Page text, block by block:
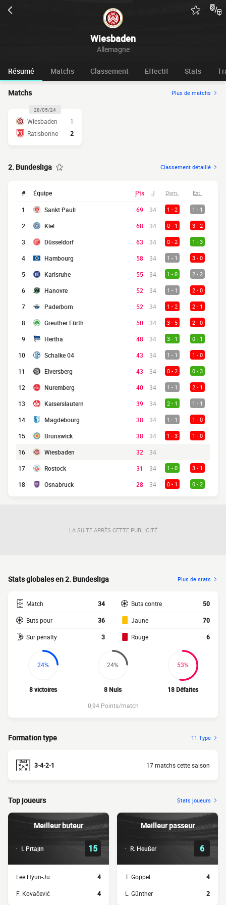
Wiesbaden
Allemagne
Résumé Matchs Classement Effectif Stats
Matchs Plus de matchs
28/05/24
Wiesbaden
1
Ratisbonne
2
2. Bundesliga Classement détaillé
# Équipe Pts J Dom. Ext.
1 Sankt Pauli 69 34 1 - 2 1 - 1
2 Kiel 68 34 0 - 1 3 - 2
3 Düsseldorf 63 34 0 - 2 1 - 3
4 Hambourg 58 34 1 - 1 3 - 0
5 Karlsruhe 55 34 1 - 0 2 - 2
6 Hanovre 52 34 1 - 1 2 - 0
7 Paderborn 52 34 1 - 2 2 - 1
8 Greuther Fürth 50 34 3 - 5 2 - 0
9 Hertha 48 34 3 - 1 0 - 1
10 Schalke 04 43 34 1 - 1 1 - 0
11 Elversberg 43 34 0 - 2 0 - 3
12 Nuremberg 40 34 1 - 1 2 - 1
13 Kaiserslautern 39 34 2 - 1 1 - 1
14 Magdebourg 38 34 1 - 1 1 - 0
15 Brunswick 38 34 1 - 3 1 - 0
16 Wiesbaden 32
34
17
Rostock 31 34 1 - 0 3 - 1
18 Osnabrück 28 34 0 - 1 0 - 2
LA SUITE APRÈS CETTE PUBLICITÉ
Stats globales en 2. Bundesliga Plus de stats
Match 34
Buts pour 36
Sur pénalty 3
Buts contre 50
Jaune 70
Rouge 6
24%
8 victoires
24%
8 Nuls
53%
18 Défaites
0,94 Points/match
Formation type 11 Type
3-4-2-1 17 matchs cette saison
Top joueurs Stats joueurs
Meilleur buteur
I. Prtajin 15
Lee Hyun-Ju 4
F. Kovačević 4
Meilleur passeur
R. Heußer 6
T. Goppel 4
L. Günther 2